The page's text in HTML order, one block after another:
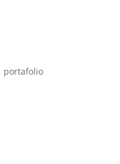
portafolio